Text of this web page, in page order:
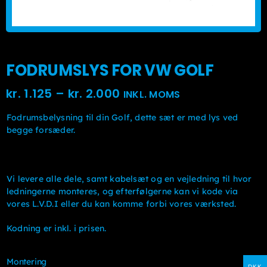
FODRUMSLYS FOR VW GOLF
kr. 1.125 – kr. 2.000 Prisinterval:
kr. 1.125kr. 900
INKL. MOMS
Fodrumsbelysning til din Golf, dette sæt er med lys ved
begge forsæder.
Vi levere alle dele, samt kabelsæt og en vejledning til hvor
ledningerne monteres, og efterfølgerne kan vi kode via
vores L.V.D.I eller du kan komme forbi vores værksted.
Kodning er inkl. i prisen.
Montering